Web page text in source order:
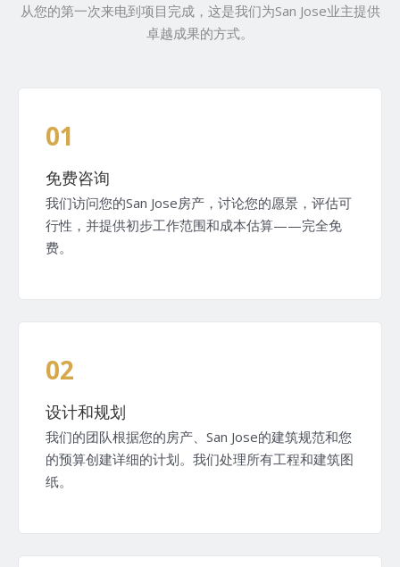
从您的第一次来电到项目完成，这是我们为San Jose业主提供
卓越成果的方式。
01
免费咨询
我们访问您的San Jose房产，讨论您的愿景，评估可
行性，并提供初步工作范围和成本估算——完全免
费。
02
设计和规划
我们的团队根据您的房产、San Jose的建筑规范和您
的预算创建详细的计划。我们处理所有工程和建筑图
纸。